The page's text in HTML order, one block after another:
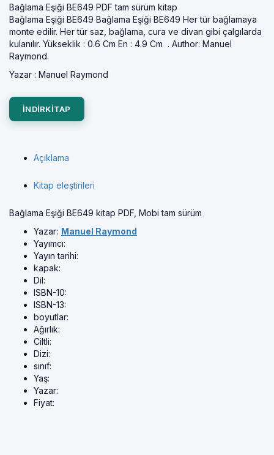
Bağlama Eşiği BE649 PDF tam sürüm kitap
Bağlama Eşiği BE649 Bağlama Eşiği BE649 Her tür bağlamaya
monte edilir. Her tür saz, bağlama, cura ve divan gibi çalgılarda
kulanılır. Yükseklik : 0.6 Cm En : 4.9 Cm . Author: Manuel
Raymond.
Yazar : Manuel Raymond
INDIRKITAP
Açıklama
Kitap eleştirileri
Bağlama Eşiği BE649 kitap PDF, Mobi tam sürüm
Yazar: Manuel Raymond
Yayımcı:
Yayın tarihi:
kapak:
Dil:
ISBN-10:
ISBN-13:
boyutlar:
Ağırlık:
Ciltli:
Dizi:
sınıf:
Yaş:
Yazar:
Fiyat: